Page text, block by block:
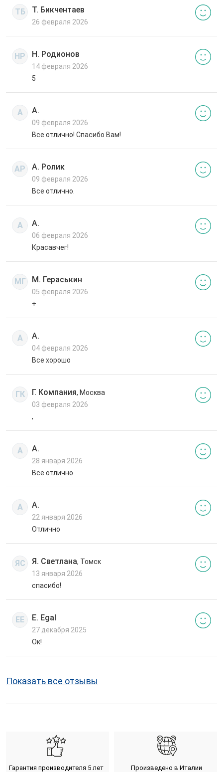
ТБ Т. Бикчентаев
26 февраля 2026
НР Н. Родионов
14 февраля 2026
5
А А.
09 февраля 2026
Все отлично! Спасибо Вам!
АР А. Ролик
09 февраля 2026
Все отлично.
А А.
06 февраля 2026
Красавчег!
МГ М. Гераськин
05 февраля 2026
+
А А.
04 февраля 2026
Все хорошо
ГК Г. Компания, Москва
03 февраля 2026
,
А А.
28 января 2026
Все отлично
А А.
22 января 2026
Отлично
ЯС Я. Светлана, Томск
13 января 2026
спасибо!
EE E. Egal
27 декабря 2025
Ок!
Показать все отзывы
Гарантия производителя 5 лет Произведено в Италии